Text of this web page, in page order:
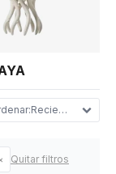
Recientes
Quitar filtros